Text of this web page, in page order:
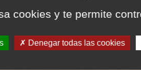
cookies y te permite
Denegar todas las cookies